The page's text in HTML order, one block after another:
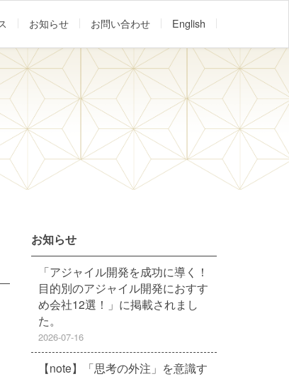
お知らせ お問い合わせ English
お知らせ
「アジャイル開発を成功に導く！
目的別のアジャイル開発におすす
め会社12選！」に掲載されまし
た。
2026-07-16
【note】「思考の外注」を意識す